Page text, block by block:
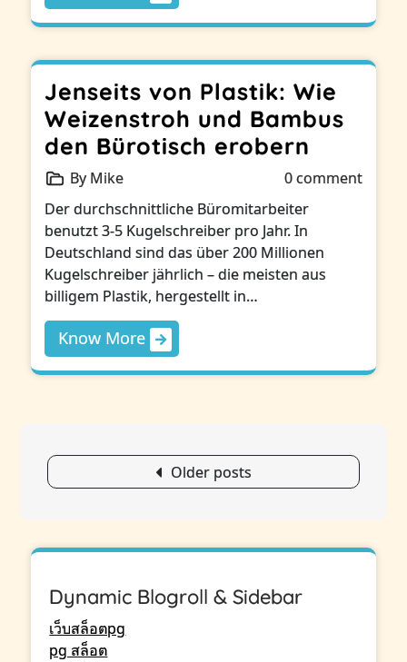
Jenseits von Plastik: Wie
Weizenstroh und Bambus
den Bürotisch erobern
By Mike
0 comment
Der durchschnittliche Büromitarbeiter
benutzt 3-5 Kugelschreiber pro Jahr. In
Deutschland sind das über 200 Millionen
Kugelschreiber jährlich – die meisten aus
billigem Plastik, hergestellt in…
Know More
Posts
navigation Older posts
Dynamic Blogroll & Sidebar
เว็บสล็อตpg
pg สล็อต